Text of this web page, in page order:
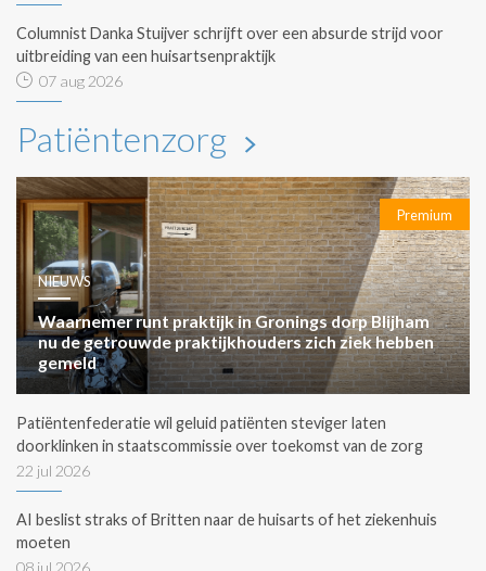
Columnist Danka Stuijver schrijft over een absurde strijd voor
uitbreiding van een huisartsenpraktijk
07 aug 2026
Patiëntenzorg
Premium
NIEUWS
Waarnemer runt praktijk in Gronings dorp Blijham
nu de getrouwde praktijkhouders zich ziek hebben
gemeld
Patiëntenfederatie wil geluid patiënten steviger laten
doorklinken in staatscommissie over toekomst van de zorg
22 jul 2026
AI beslist straks of Britten naar de huisarts of het ziekenhuis
moeten